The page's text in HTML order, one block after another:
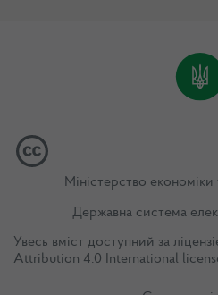
Міністерство економіки
Державна система
Увесь вміст доступний за
Attribution 4.0 International